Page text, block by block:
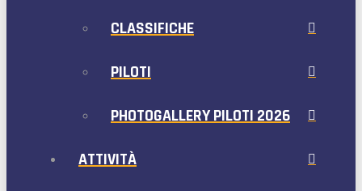
CLASSIFICHE
PILOTI
PHOTOGALLERY PILOTI 2026
ATTIVITÀ